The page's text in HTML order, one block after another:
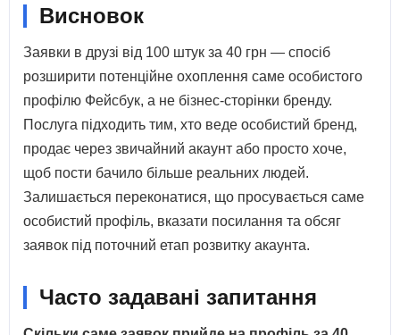
Висновок
Заявки в друзі від 100 штук за 40 грн — спосіб
розширити потенційне охоплення саме особистого
профілю Фейсбук, а не бізнес-сторінки бренду.
Послуга підходить тим, хто веде особистий бренд,
продає через звичайний акаунт або просто хоче,
щоб пости бачило більше реальних людей.
Залишається переконатися, що просувається саме
особистий профіль, вказати посилання та обсяг
заявок під поточний етап розвитку акаунта.
Часто задавані запитання